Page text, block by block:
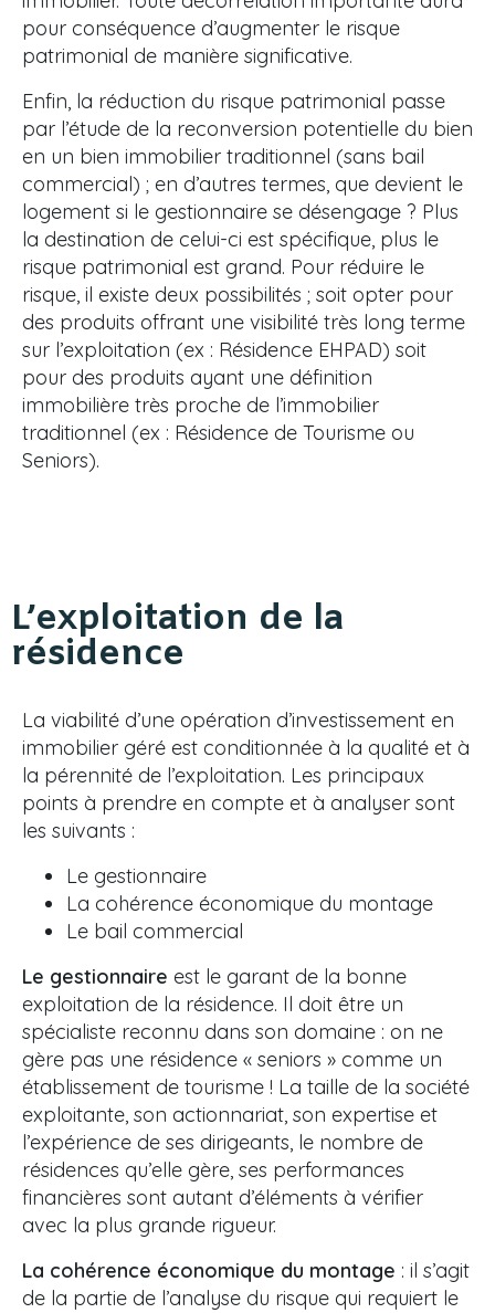
pour conséquence d’augmenter le risque
patrimonial de manière significative.
Enfin, la réduction du risque patrimonial passe
par l’étude de la reconversion potentielle du bien
en un bien immobilier traditionnel (sans bail
commercial) ; en d’autres termes, que devient le
logement si le gestionnaire se désengage ? Plus
la destination de celui-ci est spécifique, plus le
risque patrimonial est grand. Pour réduire le
risque, il existe deux possibilités ; soit opter pour
des produits offrant une visibilité très long terme
sur l’exploitation (ex : Résidence EHPAD) soit
pour des produits ayant une définition
immobilière très proche de l’immobilier
traditionnel (ex : Résidence de Tourisme ou
Seniors).
L’exploitation de la
résidence
La viabilité d’une opération d’investissement en
immobilier géré est conditionnée à la qualité et à
la pérennité de l’exploitation. Les principaux
points à prendre en compte et à analyser sont
les suivants :
Le gestionnaire
La cohérence économique du montage
Le bail commercial
Le gestionnaire est le garant de la bonne
exploitation de la résidence. Il doit être un
spécialiste reconnu dans son domaine : on ne
gère pas une résidence « seniors » comme un
établissement de tourisme ! La taille de la société
exploitante, son actionnariat, son expertise et
l’expérience de ses dirigeants, le nombre de
résidences qu’elle gère, ses performances
financières sont autant d’éléments à vérifier
avec la plus grande rigueur.
La cohérence économique du montage : il s’agit
de la partie de l’analyse du risque qui requiert le